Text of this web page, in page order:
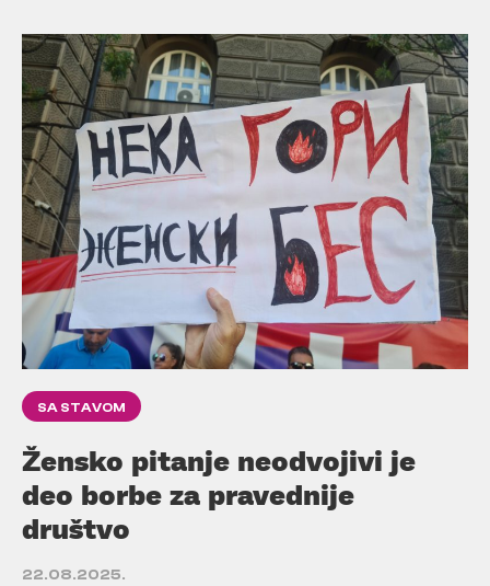
SA STAVOM
Žensko pitanje neodvojivi je
deo borbe za pravednije
društvo
22.08.2025.